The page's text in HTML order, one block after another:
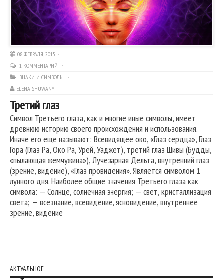
08 ФЕВРАЛЯ, 2015
1 КОММЕНТАРИЙ
ЗНАКИ И СИМВОЛЫ
ELENA SHUWANY
Третий глаз
Символ Третьего глаза, как и многие иные символы, имеет
древнюю историю своего происхождения и использования.
Иначе его еще называют: Всевидящее око, «Глаз сердца», Глаз
Гора (Глаз Ра, Око Ра, Урей, Уаджет), третий глаз Шивы (Будды,
«пылающая жемчужина»), Лучезарная Дельта, внутренний глаз
(зрение, видение), «Глаз провидения». Является символом 1
лунного дня. Наиболее общие значения Третьего глаза как
символа: — Солнце, солнечная энергия; — свет, кристаллизация
света; — всезнание, всевидение, ясновидение, внутреннее
зрение, видение
АКТУАЛЬНОЕ